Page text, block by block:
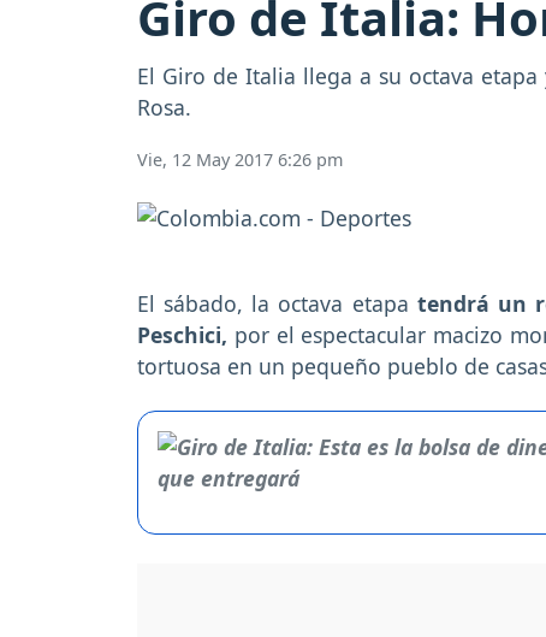
Giro de Italia:
El Giro de Italia llega a su octava
Rosa.
Vie, 12 May 2017 6:26 pm
El sábado, la octava etapa tendrá un
Peschici, por el espectacular macizo
tortuosa en un pequeño pueblo de